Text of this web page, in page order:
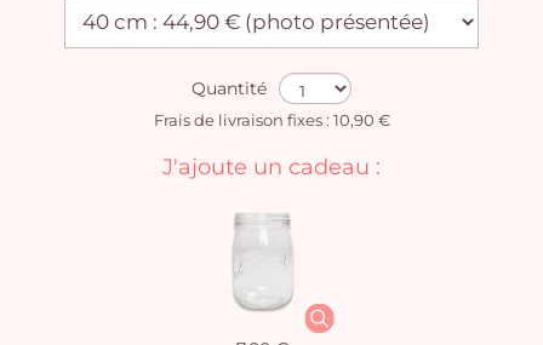
Quantité
Frais de livraison fixes : 10,90 €
J'ajoute un cadeau :